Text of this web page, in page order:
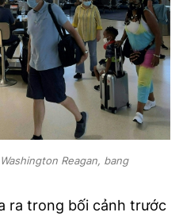
Reagan, bang
ra trong bối cảnh trước